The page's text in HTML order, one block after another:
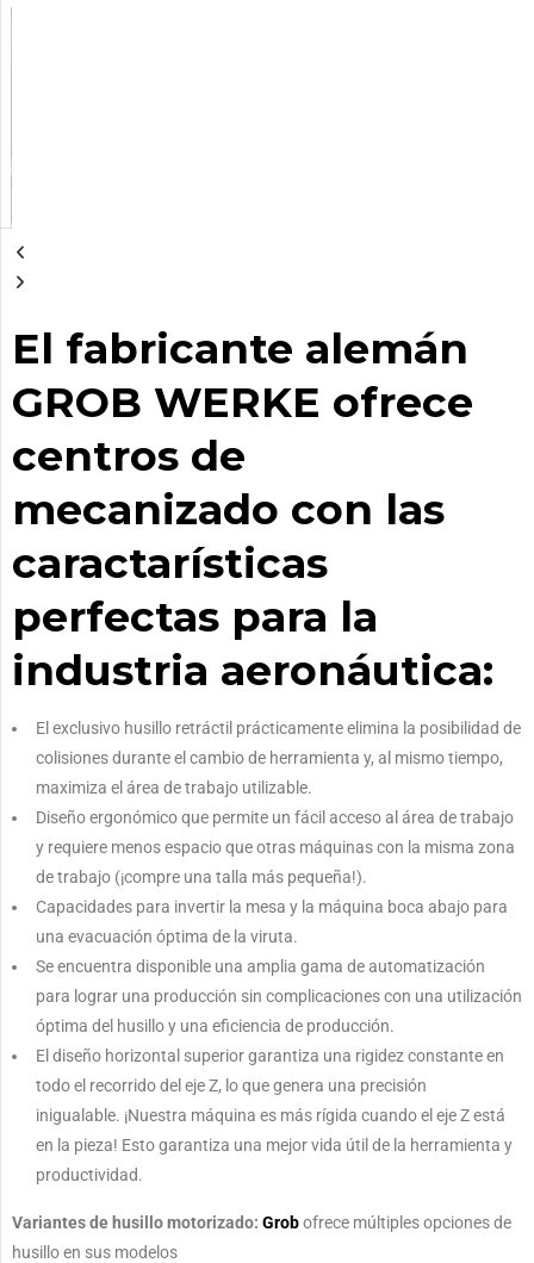
El fabricante alemán
GROB WERKE ofrece
centros de
mecanizado con las
caractarísticas
perfectas para la
industria aeronáutica:
El exclusivo husillo retráctil prácticamente elimina la posibilidad de
colisiones durante el cambio de herramienta y, al mismo tiempo,
maximiza el área de trabajo utilizable.
Diseño ergonómico que permite un fácil acceso al área de trabajo
y requiere menos espacio que otras máquinas con la misma zona
de trabajo (¡compre una talla más pequeña!).
Capacidades para invertir la mesa y la máquina boca abajo para
una evacuación óptima de la viruta.
Se encuentra disponible una amplia gama de automatización
para lograr una producción sin complicaciones con una utilización
óptima del husillo y una eficiencia de producción.
El diseño horizontal superior garantiza una rigidez constante en
todo el recorrido del eje Z, lo que genera una precisión
inigualable. ¡Nuestra máquina es más rígida cuando el eje Z está
en la pieza! Esto garantiza una mejor vida útil de la herramienta y
productividad.
Variantes de husillo motorizado: Grobofrece múltiples opciones de
husillo en sus modelos